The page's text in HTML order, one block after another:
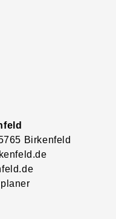
Birkenfeld